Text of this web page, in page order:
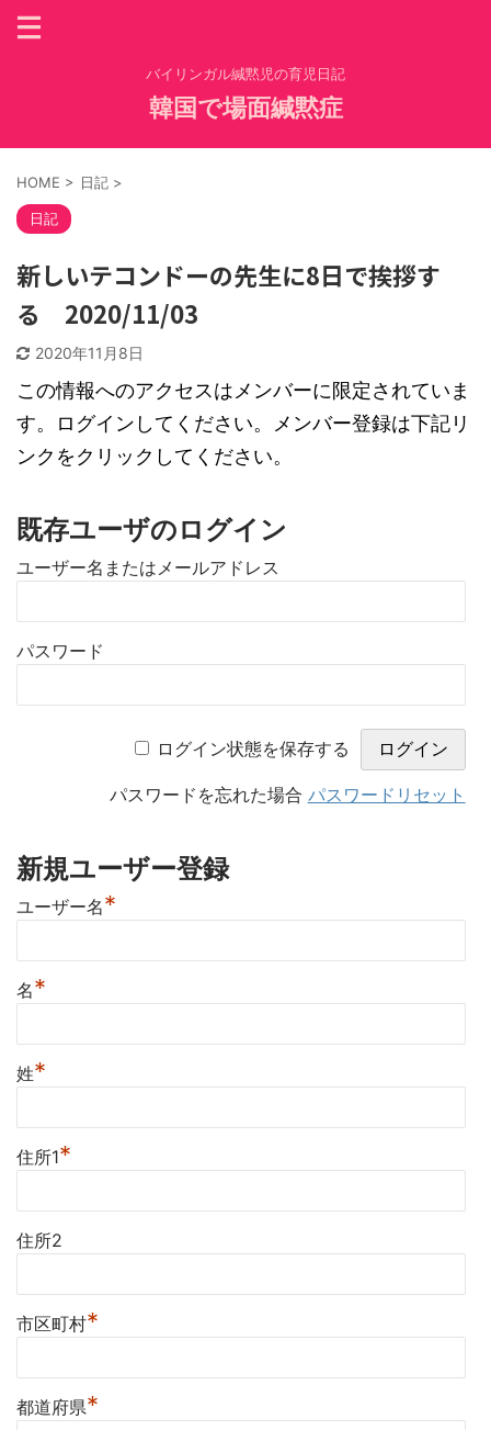
バイリンガル緘黙児の育児日記
韓国で場面緘黙症
HOME > 日記 >
日記
新しいテコンドーの先生に8日で挨拶す
る 2020/11/03
2020年11月8日
この情報へのアクセスはメンバーに限定されていま
す。ログインしてください。メンバー登録は下記リ
ンクをクリックしてください。
既存ユーザのログイン
ユーザー名またはメールアドレス
パスワード
ログイン状態を保存する
パスワードを忘れた場合 パスワードリセット
新規ユーザー登録
ユーザー名*
名*
姓*
住所1*
住所2
市区町村*
都道府県*